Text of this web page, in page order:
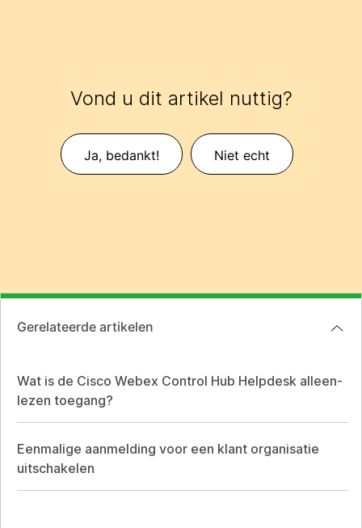
Vond u dit artikel nuttig?
Ja, bedankt! Niet echt
Gerelateerde artikelen
Wat is de Cisco Webex Control Hub Helpdesk alleen-
lezen toegang?
Eenmalige aanmelding voor een klant organisatie
uitschakelen